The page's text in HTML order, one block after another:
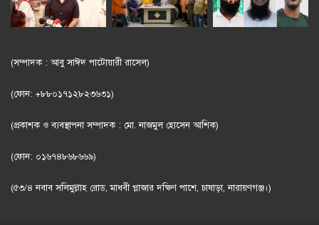
(সম্পাদক : আবু সাঈদ পাটোয়ারী রাসেল)
(ফোন: +৮৮০১৭১২৮২৩৬৩১)
(প্রকাশক ও ব্যবস্থাপনা সম্পাদক : মো. নাজমুল হোসেন আশিক)
(ফোন: ০১৬৭৪৮৬৮৬৬৯)
(৫৩/৪ নবাব সলিমুল্লাহ রোড, মাধবী প্লাজার দক্ষিণ পাশে, চাষাড়া, নারায়ণগঞ্জ।)